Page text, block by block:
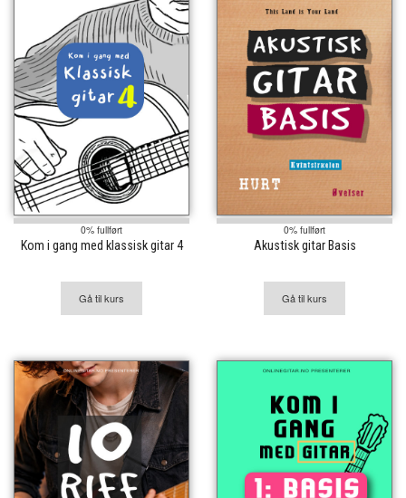
0% fullført
Kom i gang med klassisk gitar 4
Gå til kurs
0% fullført
Akustisk gitar Basis
Gå til kurs